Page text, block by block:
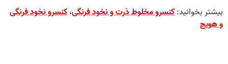
بیشتر بخوانید:کنسرو مخلوط ذرت و نخود فرنگی،کنسرو نخود فرنگی
و هویج